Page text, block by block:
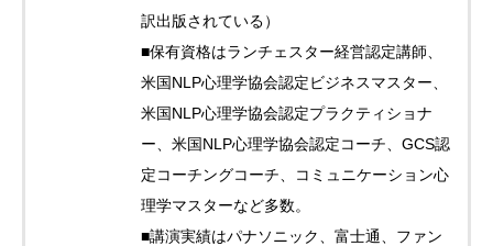
訳出版されている）
■保有資格はランチェスター経営認定講師、
米国NLP心理学協会認定ビジネスマスター、
米国NLP心理学協会認定プラクティショナ
ー、米国NLP心理学協会認定コーチ、GCS認
定コーチングコーチ、コミュニケーション心
理学マスターなど多数。
■講演実績はパナソニック、富士通、ファン